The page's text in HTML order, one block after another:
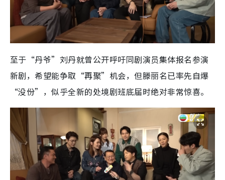
至于“丹爷”刘丹就曾公开呼吁同剧演员集体报名参演
新剧，希望能争取“再聚”机会，但滕丽名已率先自爆
“没份”，似乎全新的处境剧班底届时绝对非常惊喜。